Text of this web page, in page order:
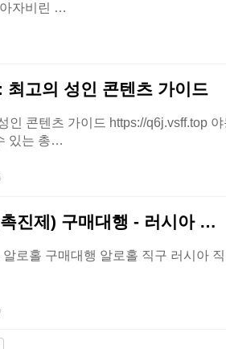
자비린 …
최고의 성인 콘텐츠 가이드
인 콘텐츠 가이드 https://q6j.vsff.top
있는 총…
진제) 구매대행 - 러시아 …
로홀 구매대행 알로홀 직구 러시아